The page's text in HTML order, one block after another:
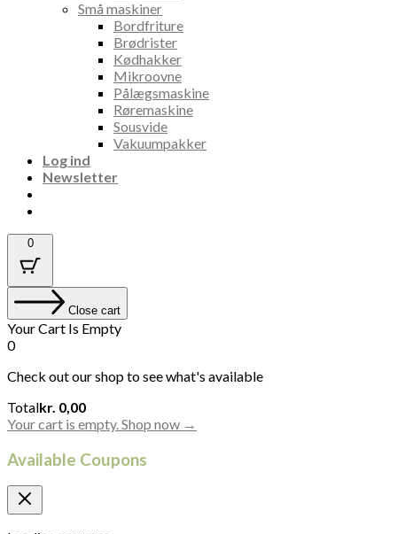
Små maskiner
Bordfriture
Brødrister
Kødhakker
Mikroovne
Pålægsmaskine
Røremaskine
Sousvide
Vakuumpakker
Log ind
Newsletter
0
Close cart
Your Cart Is Empty
0
Check out our shop to see what's available
Cart
Total:
Totalkr. 0,00
Your cart is empty. Shop now →
Available Coupons